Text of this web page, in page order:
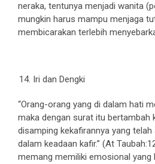
neraka, tentunya menjadi wanita
mungkin harus mampu menjaga
membicarakan terlebih
Iri dan Dengki
“Orang-orang yang di dalam hati
maka dengan surat itu bertambah
disamping kekafirannya yang
dalam keadaan kafir.” (At
memang memiliki emosional yang